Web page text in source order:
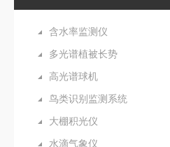
含水率监测仪
多光谱植被长势
高光谱球机
鸟类识别监测系统
大棚积光仪
水滴气象仪